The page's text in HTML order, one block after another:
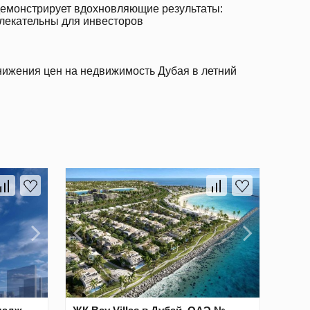
вдохновляющие результаты:
для инвесторов
цен на недвижимость Дубая в летний